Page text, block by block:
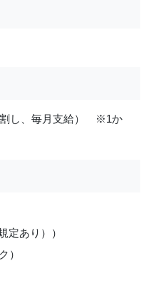
割し、毎月支給） ※1か
定あり））
）